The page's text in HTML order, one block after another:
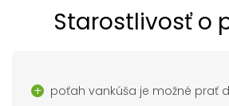
Starostlivosť o
poťah vankúša je možné prať